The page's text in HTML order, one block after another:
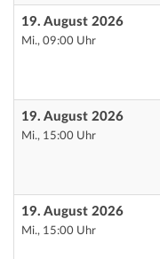
19. August 2026
Mi., 09:00 Uhr
19. August 2026
Mi., 15:00 Uhr
19. August 2026
Mi., 15:00 Uhr